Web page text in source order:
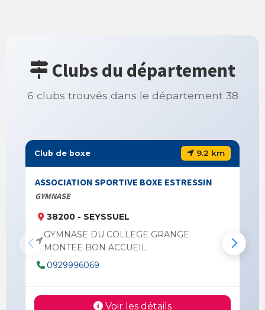
Clubs du département
6 clubs trouvés dans le département 38
Club de boxe 9.2 km
ASSOCIATION SPORTIVE BOXE ESTRESSIN
GYMNASE
38200 - SEYSSUEL
GYMNASE DU COLLEGE GRANGE
MONTEE BON ACCUEIL
0929996069
Voir les détails